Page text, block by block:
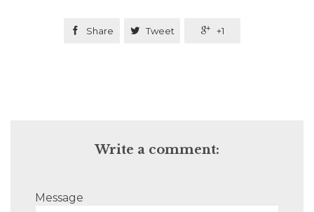
 Share  Tweet  +1
Write a comment:
Message